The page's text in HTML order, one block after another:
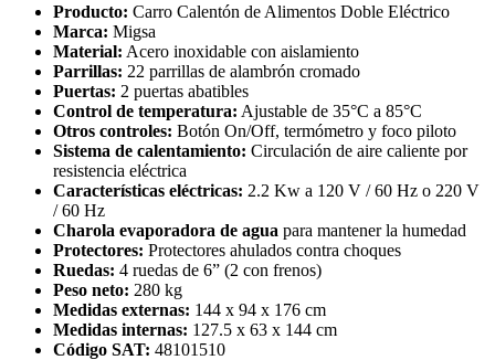
Producto: Carro Calentón de Alimentos Doble Eléctrico
Marca: Migsa
Material: Acero inoxidable con aislamiento
Parrillas: 22 parrillas de alambrón cromado
Puertas: 2 puertas abatibles
Control de temperatura: Ajustable de 35°C a 85°C
Otros controles: Botón On/Off, termómetro y foco piloto
Sistema de calentamiento: Circulación de aire caliente por
resistencia eléctrica
Características eléctricas: 2.2 Kw a 120 V / 60 Hz o 220 V
/ 60 Hz
Charola evaporadora de agua para mantener la humedad
Protectores: Protectores ahulados contra choques
Ruedas: 4 ruedas de 6” (2 con frenos)
Peso neto: 280 kg
Medidas externas: 144 x 94 x 176 cm
Medidas internas: 127.5 x 63 x 144 cm
Código SAT: 48101510